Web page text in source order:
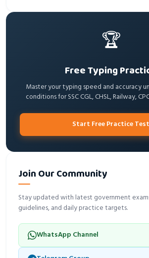
🏆
Free Typing
Master your typing speed and accuracy
conditions for SSC CGL, CHSL, Railway,
Start Free Practice Test
Join Our Community
Stay updated with latest government
guidelines, and daily practice targets.
WhatsApp Channel